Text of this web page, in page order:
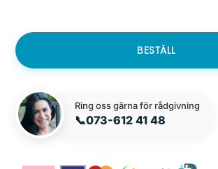
BESTÄLL
Ring oss gärna för rådgivning
📞073-612 41 48